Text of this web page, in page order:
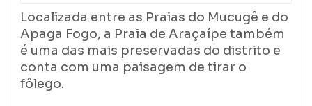
Localizada entre as Praias do Mucugê e do
Apaga Fogo, a Praia de Araçaípe também
é uma das mais preservadas do distrito e
conta com uma paisagem de tirar o
fôlego.